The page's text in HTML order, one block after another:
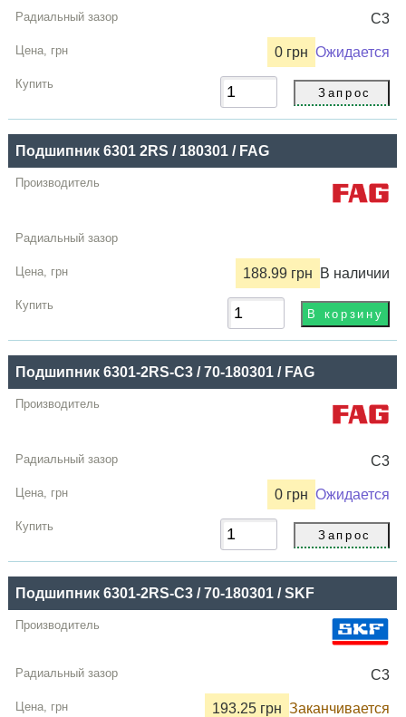
C3
0 грн Ожидается
Подшипник 6301 2RS / 180301 / FAG
188.99 грн В наличии
Подшипник 6301-2RS-C3 / 70-180301 / FAG
C3
0 грн Ожидается
Подшипник 6301-2RS-C3 / 70-180301 / SKF
C3
193.25 грн Заканчивается